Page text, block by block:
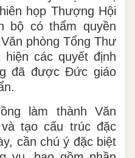
họp Thượng Hội
bộ có thẩm quyền
phòng Tổng Thư
các quyết định
đã được Đức giáo
làm thành Văn
tạo cấu trúc đặc
cần chú ý đặc biệt